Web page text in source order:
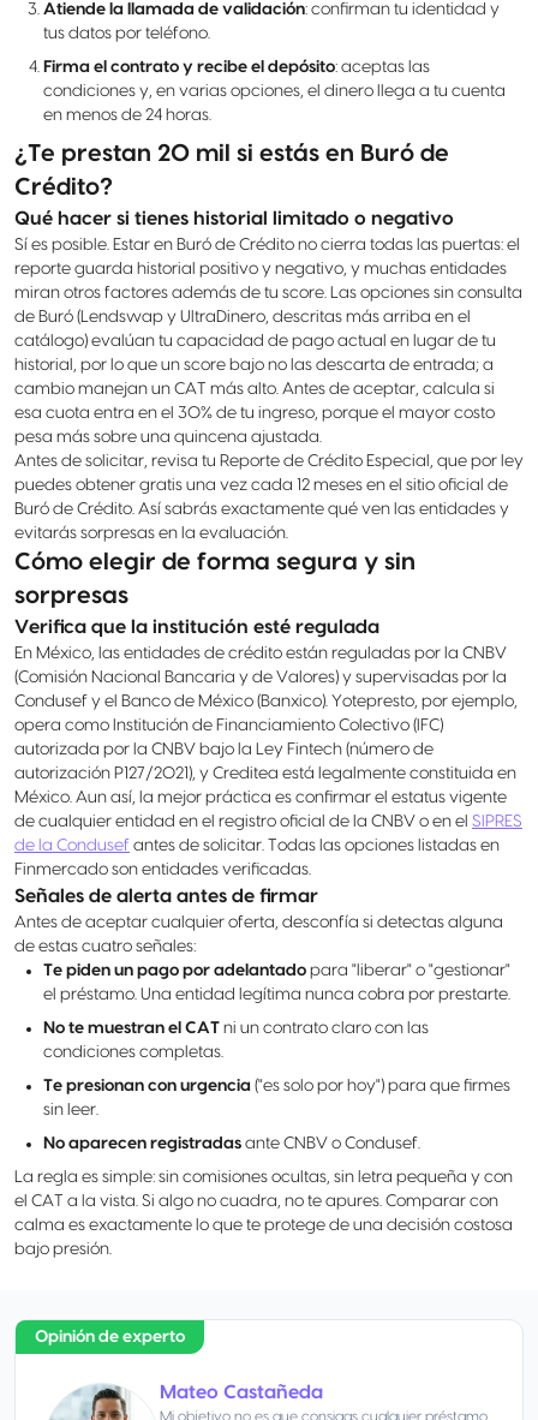
Atiende la llamada de validación: confirman tu identidad y
tus datos por teléfono.
Firma el contrato y recibe el depósito: aceptas las
condiciones y, en varias opciones, el dinero llega a tu cuenta
en menos de 24 horas.
¿Te prestan 20 mil si estás en Buró de
Crédito?
Qué hacer si tienes historial limitado o negativo
Sí es posible. Estar en Buró de Crédito no cierra todas las puertas: el
reporte guarda historial positivo y negativo, y muchas entidades
miran otros factores además de tu score. Las opciones sin consulta
de Buró (Lendswap y UltraDinero, descritas más arriba en el
catálogo) evalúan tu capacidad de pago actual en lugar de tu
historial, por lo que un score bajo no las descarta de entrada; a
cambio manejan un CAT más alto. Antes de aceptar, calcula si
esa cuota entra en el 30% de tu ingreso, porque el mayor costo
pesa más sobre una quincena ajustada.
Antes de solicitar, revisa tu Reporte de Crédito Especial, que por ley
puedes obtener gratis una vez cada 12 meses en el sitio oficial de
Buró de Crédito. Así sabrás exactamente qué ven las entidades y
evitarás sorpresas en la evaluación.
Cómo elegir de forma segura y sin
sorpresas
Verifica que la institución esté regulada
En México, las entidades de crédito están reguladas por la CNBV
(Comisión Nacional Bancaria y de Valores) y supervisadas por la
Condusef y el Banco de México (Banxico). Yotepresto, por ejemplo,
opera como Institución de Financiamiento Colectivo (IFC)
autorizada por la CNBV bajo la Ley Fintech (número de
autorización P127/2021), y Creditea está legalmente constituida en
México. Aun así, la mejor práctica es confirmar el estatus vigente
de cualquier entidad en el registro oficial de la CNBV o en el SIPRES
de la Condusef antes de solicitar. Todas las opciones listadas en
Finmercado son entidades verificadas.
Señales de alerta antes de firmar
Antes de aceptar cualquier oferta, desconfía si detectas alguna
de estas cuatro señales:
Te piden un pago por adelantado para "liberar" o "gestionar"
el préstamo. Una entidad legítima nunca cobra por prestarte.
No te muestran el CAT ni un contrato claro con las
condiciones completas.
Te presionan con urgencia ("es solo por hoy") para que firmes
sin leer.
No aparecen registradas ante CNBV o Condusef.
La regla es simple: sin comisiones ocultas, sin letra pequeña y con
el CAT a la vista. Si algo no cuadra, no te apures. Comparar con
calma es exactamente lo que te protege de una decisión costosa
bajo presión.
Opinión de experto
Mateo Castañeda
Mi objetivo no es que consigas cualquier préstamo,